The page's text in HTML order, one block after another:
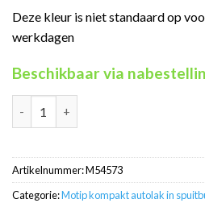
Deze kleur is niet standaard op
werkdagen
Beschikbaar via
Motip Kompakt 54573 blauw
Artikelnummer:M54573
Categorie:Motip kompakt autolak in